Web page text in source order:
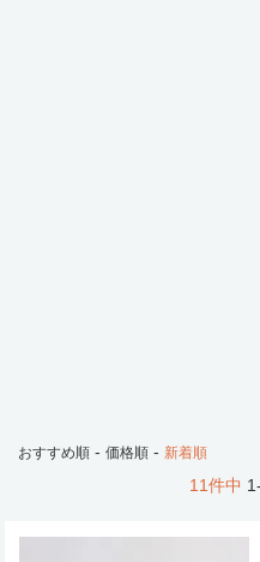
おすすめ順 - 価格順 - 新着順
11件中